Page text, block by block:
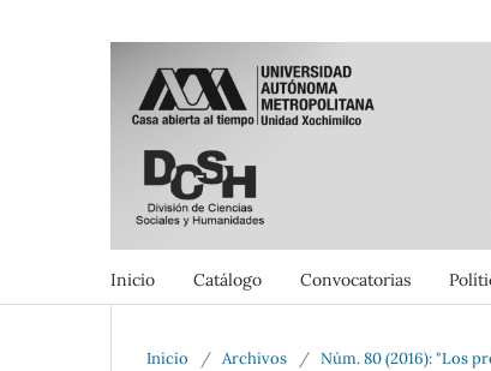
Inicio Catálogo Convocatorias
Inicio / Archivos / Núm. 80 (2016): "Los